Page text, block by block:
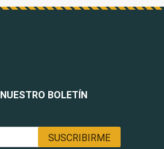
BOLETÍN